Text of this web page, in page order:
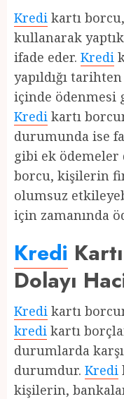
Kredi kartı
kullanarak
ifade eder. Kredi
yapıldığı
içinde ödenmesi
Kredi kartı
durumunda ise
gibi ek
borcu, kişilerin
olumsuz
için zamanında
Kredi
Dolayı
Kredi kartı
kredi kartı
durumlarda
durumdur. Kredi
kişilerin,